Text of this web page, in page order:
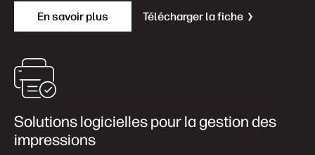
En savoir plus Télécharger la fiche
Solutions logicielles pour la gestion des
impressions